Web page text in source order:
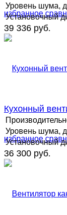
избранное
Уровень шума,
Установочный
39 336 руб.
избранное
Кухонный
Уровень шума,
Установочный
36 300 руб.